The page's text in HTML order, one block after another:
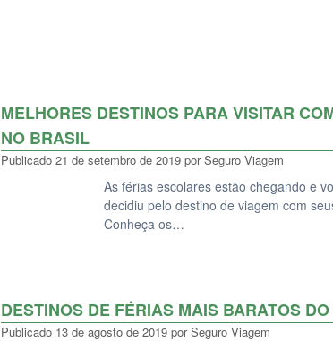
MELHORES DESTINOS PARA VISITAR
NO BRASIL
Publicado 21 de setembro de 2019 por Seguro Viagem
As férias escolares estão chegando e
decidiu pelo destino de viagem com
Conheça os…
DESTINOS DE FÉRIAS MAIS BARATOS
Publicado 13 de agosto de 2019 por Seguro Viagem